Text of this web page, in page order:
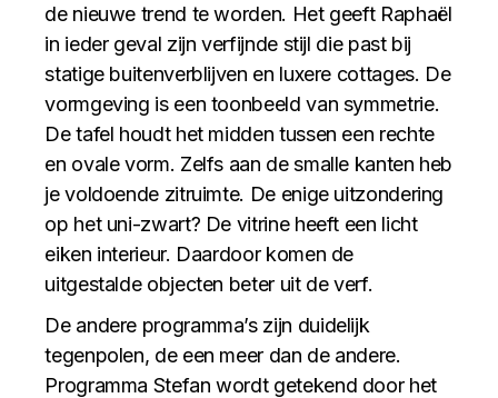
de nieuwe trend te worden. Het geeft Raphaël
in ieder geval zijn verfijnde stijl die past bij
statige buitenverblijven en luxere cottages. De
vormgeving is een toonbeeld van symmetrie.
De tafel houdt het midden tussen een rechte
en ovale vorm. Zelfs aan de smalle kanten heb
je voldoende zitruimte. De enige uitzondering
op het uni-zwart? De vitrine heeft een licht
eiken interieur. Daardoor komen de
uitgestalde objecten beter uit de verf.
De andere programma’s zijn duidelijk
tegenpolen, de een meer dan de andere.
Programma Stefan wordt getekend door het